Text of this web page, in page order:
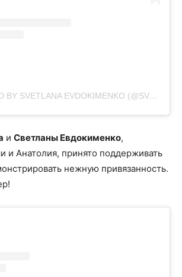
A POST SHARED BY SVETLANA EVDOKIMENKO (@SVETIKA)
и Светланы Евдокименко,
и Анатолия, принято поддерживать
нежную привязанность.